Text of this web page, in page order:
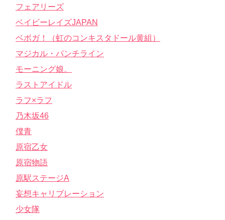
フェアリーズ
ベイビーレイズJAPAN
ベボガ！（虹のコンキスタドール黄組）
マジカル・パンチライン
モーニング娘。
ラストアイドル
ラフ×ラフ
乃木坂46
僕青
原宿乙女
原宿物語
原駅ステージA
妄想キャリブレーション
少女隊